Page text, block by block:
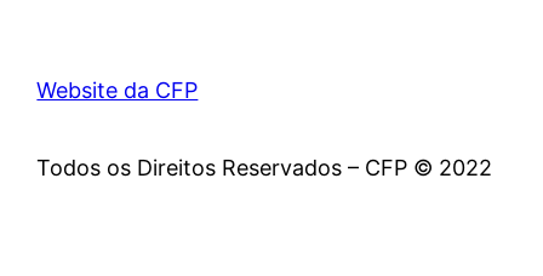
Website da CFP
Todos os Direitos Reservados – CFP © 2022